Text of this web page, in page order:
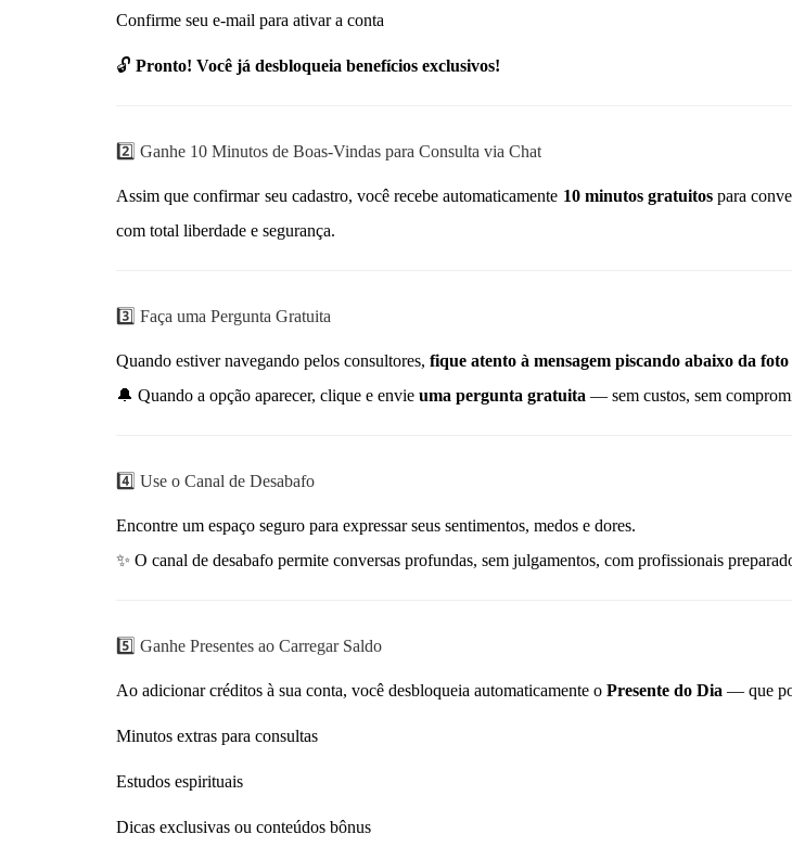
Confirme seu e-mail para ativar a conta
🔓 Pronto! Você já desbloqueia benefícios exclusivos!
2️⃣ Ganhe 10 Minutos de Boas-Vindas para Consulta via Chat
Assim que confirmar seu cadastro, você recebe automaticamente 10 minutos gratuitos para
com total liberdade e segurança.
3️⃣ Faça uma Pergunta Gratuita
Quando estiver navegando pelos consultores, fique atento à mensagem piscando abaixo da foto
🔔 Quando a opção aparecer, clique e envie uma pergunta gratuita — sem custos, sem
4️⃣ Use o Canal de Desabafo
Encontre um espaço seguro para expressar seus sentimentos, medos e dores.
✨ O canal de desabafo permite conversas profundas, sem julgamentos, com profissionais
5️⃣ Ganhe Presentes ao Carregar Saldo
Ao adicionar créditos à sua conta, você desbloqueia automaticamente o Presente do Dia — que
Minutos extras para consultas
Estudos espirituais
Dicas exclusivas ou conteúdos bônus